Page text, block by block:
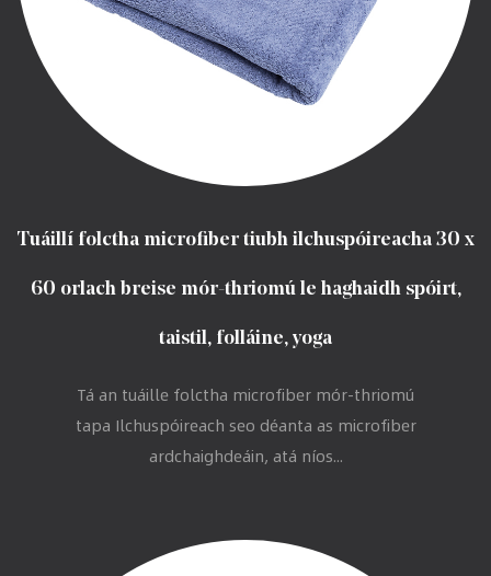
Tuáillí folctha microfiber tiubh ilchuspóireacha 30 x
60 orlach breise mór-thriomú le haghaidh spóirt,
taistil, folláine, yoga
Tá an tuáille folctha microfiber mór-thriomú
tapa Ilchuspóireach seo déanta as microfiber
ardchaighdeáin, atá níos...